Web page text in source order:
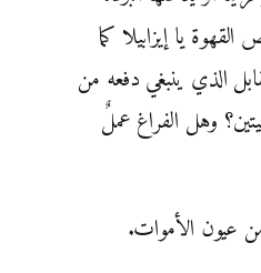
يا إيزابيلا كما
الذي ينبغي دفعه من
وهل الفراغ عملٌ
عيون الأموات.